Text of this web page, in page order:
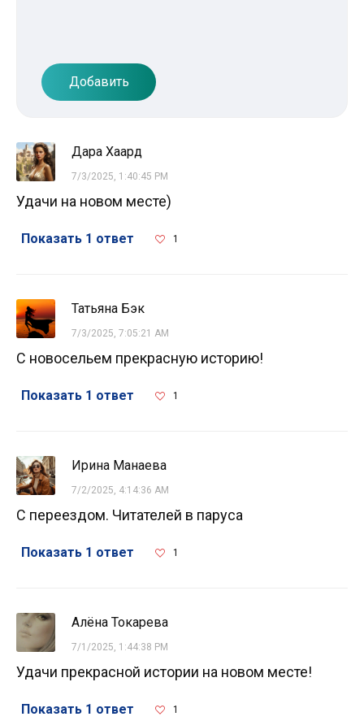
Добавить
Дара Хаард
7/3/2025, 1:40:45 PM
Удачи на новом месте)
Показать 1 ответ 1
Татьяна Бэк
7/3/2025, 7:05:21 AM
С новосельем прекрасную историю!
Показать 1 ответ 1
Ирина Манаева
7/2/2025, 4:14:36 AM
С переездом. Читателей в паруса
Показать 1 ответ 1
Алёна Токарева
7/1/2025, 1:44:38 PM
Удачи прекрасной истории на новом месте!
Показать 1 ответ 1